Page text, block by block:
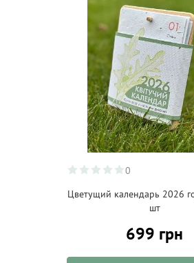
0
Цветущий календарь 2026
шт
699 грн